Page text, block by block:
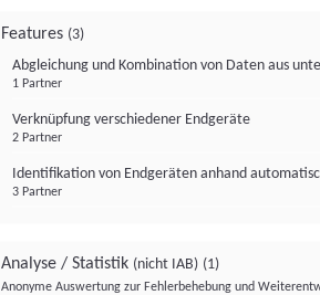
Features (3)
Abgleichung und Kombination von Daten aus
1 Partner
Verknüpfung verschiedener Endgeräte
2 Partner
Identifikation von Endgeräten anhand
3 Partner
Analyse / Statistik (nicht IAB) (1)
Anonyme Auswertung zur Fehlerbehebung und